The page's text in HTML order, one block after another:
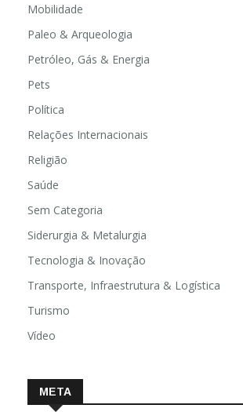
Mobilidade
Paleo & Arqueologia
Petróleo, Gás & Energia
Pets
Política
Relações Internacionais
Religião
Saúde
Sem Categoria
Siderurgia & Metalurgia
Tecnologia & Inovação
Transporte, Infraestrutura & Logística
Turismo
Vídeo
META